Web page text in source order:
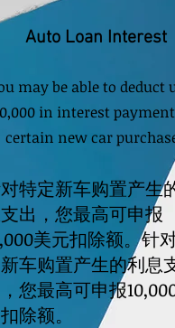
Auto Loan Interest
may be able to deduct
in interest
certain new car
特定新车购置产生
出，您最高可申报
美元扣除额。针
车购置产生的利息
您最高可申报
除额。